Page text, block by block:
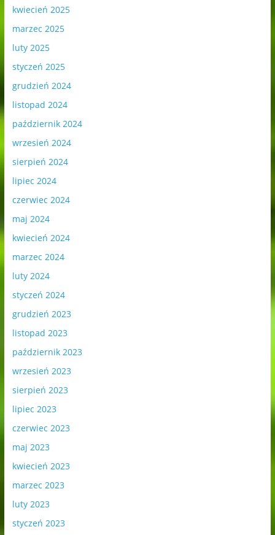
kwiecień 2025
marzec 2025
luty 2025
styczeń 2025
grudzień 2024
listopad 2024
październik 2024
wrzesień 2024
sierpień 2024
lipiec 2024
czerwiec 2024
maj 2024
kwiecień 2024
marzec 2024
luty 2024
styczeń 2024
grudzień 2023
listopad 2023
październik 2023
wrzesień 2023
sierpień 2023
lipiec 2023
czerwiec 2023
maj 2023
kwiecień 2023
marzec 2023
luty 2023
styczeń 2023